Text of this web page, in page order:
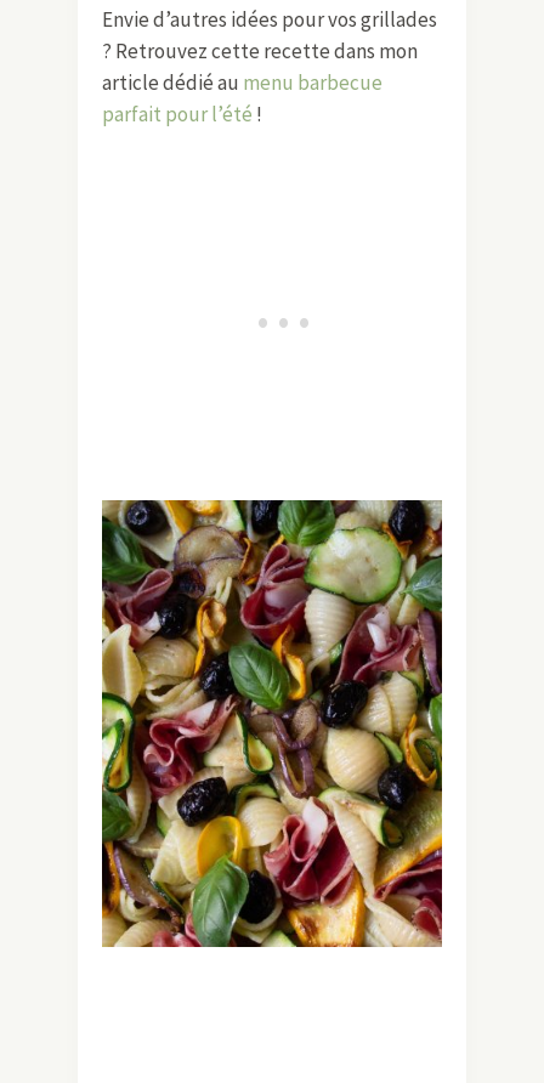
Envie d’autres idées pour vos grillades
? Retrouvez cette recette dans mon
article dédié au menu barbecue
parfait pour l’été !